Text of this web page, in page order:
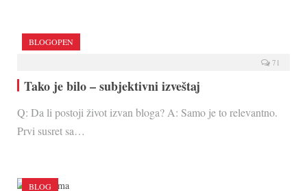
BLOGOPEN
71
Tako je bilo – subjektivni izveštaj
Q: Da li postoji život izvan bloga? A: Samo je to relevantno.
Prvi susret sa…
BLOG